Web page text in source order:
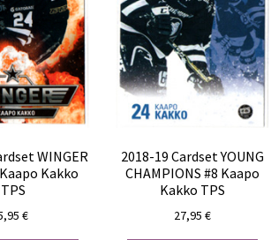
WINGER
Kakko
TPS
€
2018-19 Cardset YOUNG
CHAMPIONS #8 Kaapo
Kakko TPS
27,95€